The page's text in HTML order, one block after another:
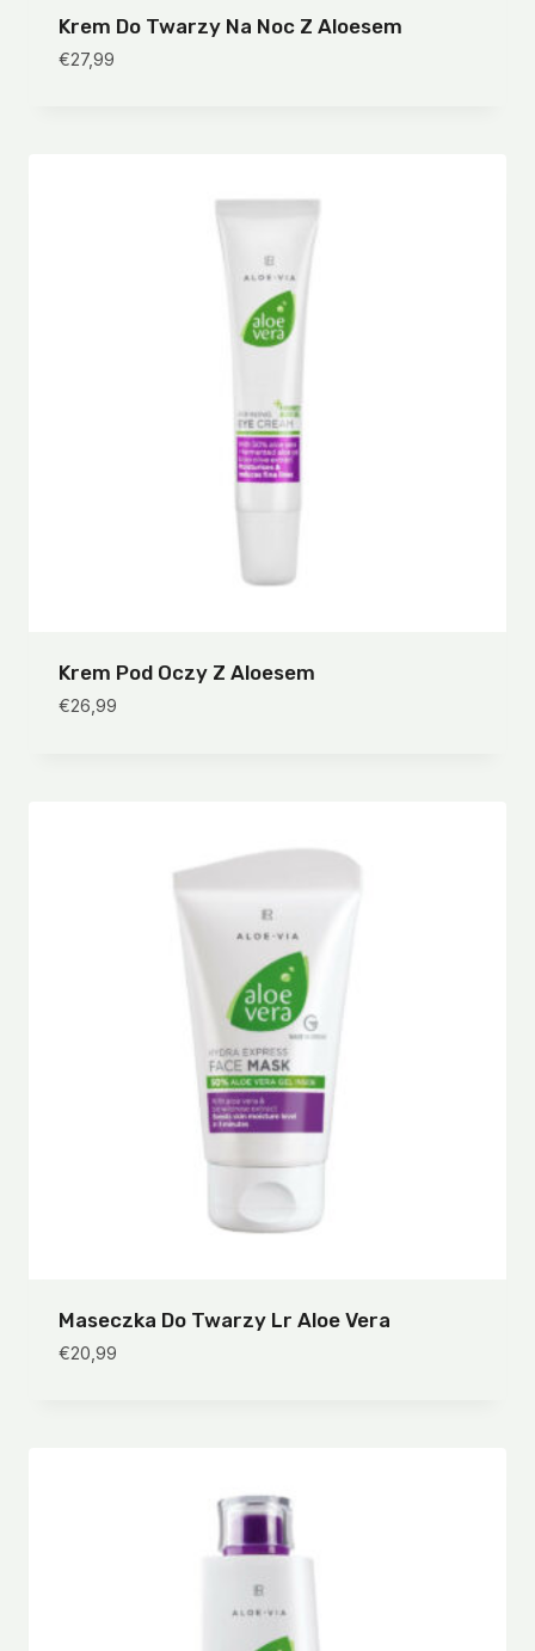
Krem Do Twarzy Na Noc Z Aloesem
€27,99
Krem Pod Oczy Z Aloesem
€26,99
Maseczka Do Twarzy Lr Aloe Vera
€20,99